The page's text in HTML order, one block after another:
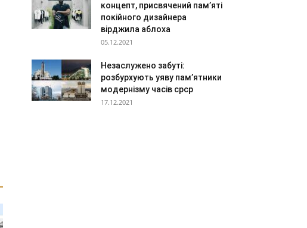
концепт, присвячений пам’яті
покійного дизайнера
вірджила аблоха
05.12.2021
Незаслужено забуті:
розбурхують уяву пам’ятники
модернізму часів срср
17.12.2021